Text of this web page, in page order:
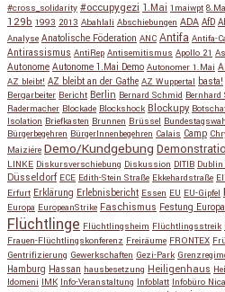
#cross_solidarity #occupygezi 1.Mai 1maiwpt
129b 1993 2013 Abahlali Abschiebungen ADA AfD
Analyse Anatolische Föderation ANC Antifa Antifa-
Antirassismus AntiRep Antisemitismus Apollo 21
Autonome Autonome 1.Mai Demo Autonomer 1.Mai
AZ bleibt! AZ bleibt an der Gathe AZ Wuppertal basta!
Bergarbeiter Bericht Berlin Bernard Schmid Bernhard
Radermacher Blockade Blockshock Blockupy
Isolation Briefkasten Brunnen Brüssel
Bürgerbegehren BürgerInnenbegehren Calais Camp
Maiziére Demo/Kundgebung
LINKE Diskursverschiebung Diskussion DITIB
Düsseldorf ECE Edith-Stein Straße Ekkehardstraße
Erfurt Erklärung Erlebnisbericht Essen EU EU-Gipfel
Europa EuropeanStrike Faschismus Festung Europa
Flüchtlinge Flüchtlingsheim Flüchtlingsstreik
Frauen-Flüchtlingskonferenz Freiräume FRONTEX
Gentrifizierung Gewerkschaften Gezi-Park
Hamburg Hassan hausbesetzung Heiligenhaus
Idomeni IMK Info-Veranstaltung Infoblatt Infobüro